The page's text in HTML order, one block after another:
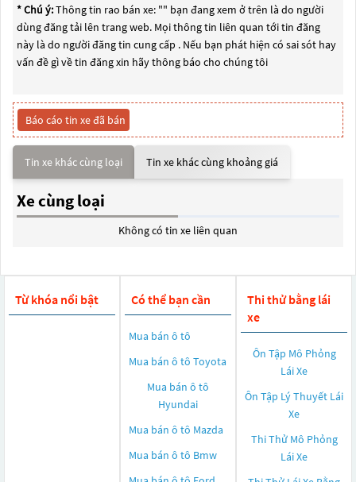
* Chú ý:Thông tin rao bán xe: "" bạn đang xem ở trên là do người
dùng đăng tải lên trang web. Mọi thông tin liên quan tới tin đăng
này là do người đăng tin cung cấp . Nếu bạn phát hiện có sai sót hay
vấn đề gì về tin đăng xin hãy thông báo cho chúng tôi
Báo cáo tin xe đã bán
Tin xe khác cùng loại Tin xe khác cùng khoảng giá
Xe cùng loại
Không có tin xe liên quan
Từ khóa nổi bật Có thể bạn cần
Mua bán ô tô
Mua bán ô tô Toyota
Mua bán ô tô
Hyundai
Mua bán ô tô Mazda
Mua bán ô tô Bmw
Thi thử bằng lái
xe
Ôn Tập Mô Phỏng
Lái Xe
Ôn Tập Lý Thuyết Lái
Xe
Thi Thử Mô Phỏng
Lái Xe